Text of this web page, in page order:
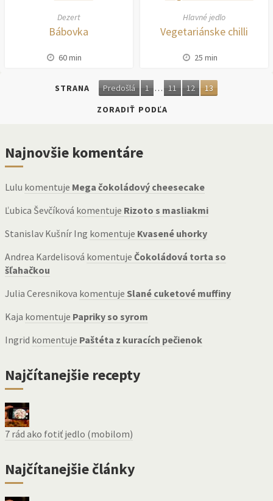
Dezert
Bábovka
60 min
Hlavné jedlo
Vegetariánske chilli
25 min
STRANA Predošlá 1 … 11 12
13
ZORADIŤ PODĽA
Najnovšie komentáre
Lulu komentuje Mega čokoládový cheesecake
Ľubica Ševčíková komentuje Rizoto s masliakmi
Stanislav Kušnír Ing komentuje Kvasené uhorky
Andrea Kardelisová komentuje Čokoládová torta so
šľahačkou
Julia Ceresnikova komentuje Slané cuketové muffiny
Kaja komentuje Papriky so syrom
Ingrid komentuje Paštéta z kuracích pečienok
Najčítanejšie recepty
7 rád ako fotiť jedlo (mobilom)
Najčítanejšie články